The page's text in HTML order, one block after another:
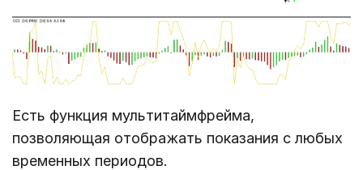
Есть функция мультитаймфрейма,
позволяющая отображать показания с любых
временных периодов.